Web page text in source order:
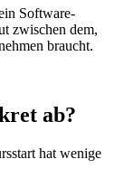
Software-
zwischen dem,
braucht.
ab?
hat wenige